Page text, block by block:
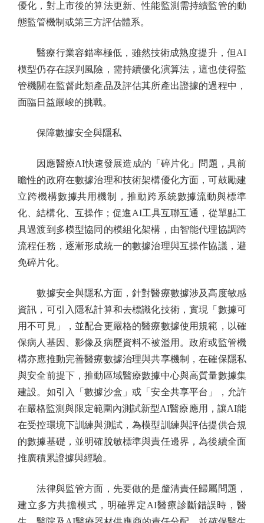
優化，對上市後的算法更新、性能監測需持續監管的動
態監管機制或第三方評估體系。
醫療行業容錯率極低，雖然技術成熟度提升，但AI
模型仍存在誤判風險，需持續優化演算法，這也使得監
管機關在監督此類產品及評估其所產出證據的過程中，
面臨日益嚴峻的挑戰。
保障數據安全與隱私
因應醫療AI快速發展造成的「碎片化」問題，具前
瞻性的政府在數據治理和技術架構優化方面，可鼓勵建
立跨機構數據共用機制，推動跨系統數據流動與標準
化、結構化、互操作；促進AI工具互聯互通，從單點工
具過渡到多模型協同的模組化架構，由智能代理協調跨
流程任務，逐漸形成統一的數據治理與互操作協議，避
免碎片化。
數據安全與隱私方面，針對醫療數據涉及高度敏感
資訊，可引入隱私計算和去標識化技術，實現「數據可
用不可見」，並配合更嚴格的醫療數據使用規範，以確
保病人基因、影像及病歷資料不被濫用。政府或監管機
構亦應推動完善醫療數據治理與共享機制，在確保隱私
與安全前提下，推動區域醫療數據中心與高質量數據集
建設。如引入「數據沙盒」或「安全共享平台」，允許
在嚴格監測與限定範圍內測試新型AI醫療應用，讓AI能
在受控環境下訓練與測試，為模型訓練與評估提供合規
的數據基礎，並明確脫敏標準與責任邊界，為後續全面
推廣積累證據與經驗。
法律與監管方面，先要做的是釐清責任歸屬問題，
建立多方共擔模式，明確界定AI醫療診斷錯誤時，醫